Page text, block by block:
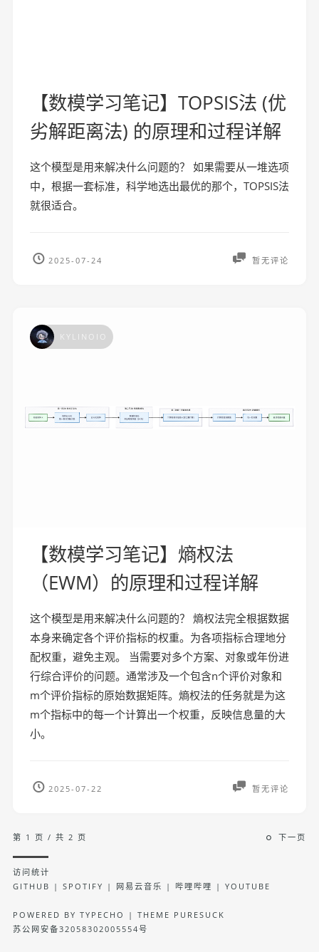
【数模学习笔记】TOPSIS法 (优
劣解距离法) 的原理和过程详解
这个模型是用来解决什么问题的？ 如果需要从一堆选项
中，根据一套标准，科学地选出最优的那个，TOPSIS法
就很适合。
2025-07-24 暂无评论
KYLINOIO
【数模学习笔记】熵权法
（EWM）的原理和过程详解
这个模型是用来解决什么问题的？ 熵权法完全根据数据
本身来确定各个评价指标的权重。为各项指标合理地分
配权重，避免主观。 当需要对多个方案、对象或年份进
行综合评价的问题。通常涉及一个包含n个评价对象和
m个评价指标的原始数据矩阵。熵权法的任务就是为这
m个指标中的每一个计算出一个权重，反映信息量的大
小。
2025-07-22 暂无评论
第 1 页 / 共 2 页 下一页
访问统计
GITHUB | SPOTIFY | 网易云音乐 | 哔哩哔哩 | YOUTUBE
POWERED BY TYPECHO | THEME PURESUCK
苏公网安备32058302005554号